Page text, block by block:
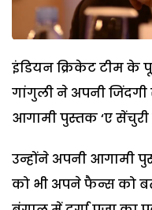
इंडियन क्रिकेट टीम के
गांगुली ने अपनी
आगामी पुस्तक ‘ए
उन्होंने अपनी आगामी
को भी अपने फैन्स को